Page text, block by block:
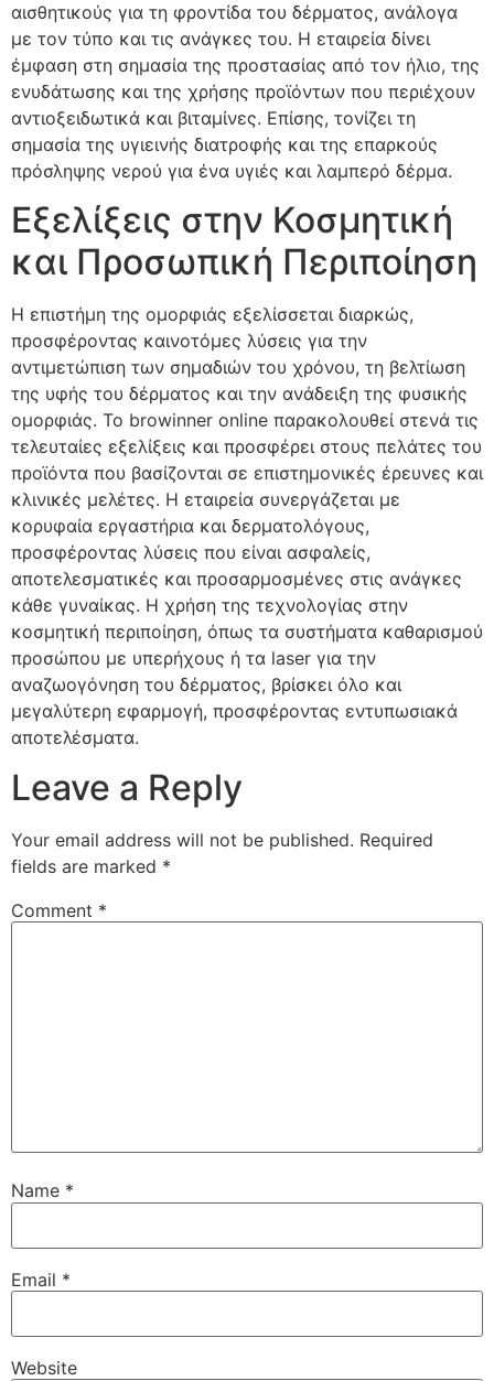
αισθητικούς για τη φροντίδα του δέρματος, ανάλογα
με τον τύπο και τις ανάγκες του. Η εταιρεία δίνει
έμφαση στη σημασία της προστασίας από τον ήλιο, της
ενυδάτωσης και της χρήσης προϊόντων που περιέχουν
αντιοξειδωτικά και βιταμίνες. Επίσης, τονίζει τη
σημασία της υγιεινής διατροφής και της επαρκούς
πρόσληψης νερού για ένα υγιές και λαμπερό δέρμα.
Εξελίξεις στην Κοσμητική
και Προσωπική Περιποίηση
Η επιστήμη της ομορφιάς εξελίσσεται διαρκώς,
προσφέροντας καινοτόμες λύσεις για την
αντιμετώπιση των σημαδιών του χρόνου, τη βελτίωση
της υφής του δέρματος και την ανάδειξη της φυσικής
ομορφιάς. Το browinner online παρακολουθεί στενά τις
τελευταίες εξελίξεις και προσφέρει στους πελάτες του
προϊόντα που βασίζονται σε επιστημονικές έρευνες και
κλινικές μελέτες. Η εταιρεία συνεργάζεται με
κορυφαία εργαστήρια και δερματολόγους,
προσφέροντας λύσεις που είναι ασφαλείς,
αποτελεσματικές και προσαρμοσμένες στις ανάγκες
κάθε γυναίκας. Η χρήση της τεχνολογίας στην
κοσμητική περιποίηση, όπως τα συστήματα καθαρισμού
προσώπου με υπερήχους ή τα laser για την
αναζωογόνηση του δέρματος, βρίσκει όλο και
μεγαλύτερη εφαρμογή, προσφέροντας εντυπωσιακά
αποτελέσματα.
Leave a Reply
Your email address will not be published. Required
fields are marked *
Comment *
Name *
Email *
Website